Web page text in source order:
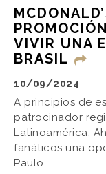
VIVIR UNA
BRASIL
10/09/2024
A principios de
patrocinador
Latinoamérica.
fanáticos una
Paulo.